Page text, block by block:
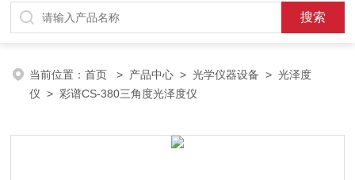
备，耐环境老化设备，金属检测设备，量具量仪
当前位置：首页 > 产品中心 >光学仪器设备 >光泽度
仪 > 彩谱CS-380三角度光泽度仪